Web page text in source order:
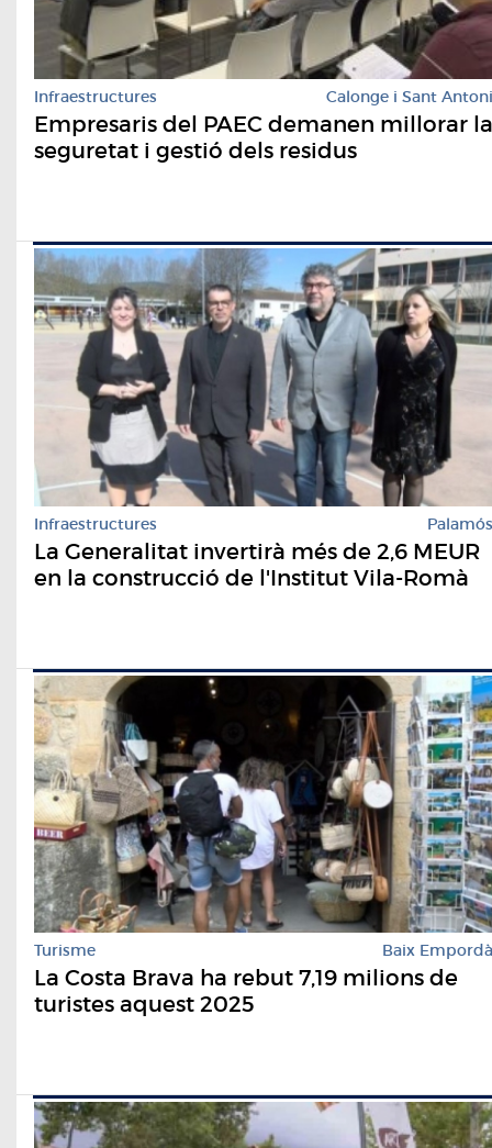
Infraestructures Calonge i Sant Antoni
Empresaris del PAEC demanen millorar la
seguretat i gestió dels residus
Infraestructures Palamós
La Generalitat invertirà més de 2,6 MEUR
en la construcció de l'Institut Vila-Romà
Turisme Baix Empordà
La Costa Brava ha rebut 7,19 milions de
turistes aquest 2025